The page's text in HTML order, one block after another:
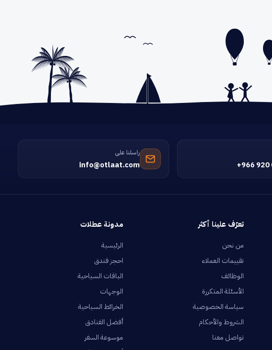
+966 920
راسلنا على
info@otlaat.com
تعرّف علينا أكثر
من نحن
تقييمات العملاء
الوظائف
الأسئلة المتكررة
سياسة الخصوصية
الشروط والأحكام
تواصل معنا
مدونة عطلات
الرئيسية
احجز فندق
الباقات السياحية
الوجهات
الخرائط السياحية
أفضل الفنادق
موسوعة السفر